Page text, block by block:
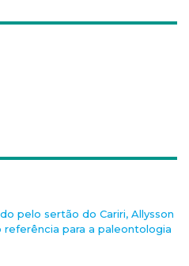
pelo sertão do Cariri, Allysson
para a paleontologia